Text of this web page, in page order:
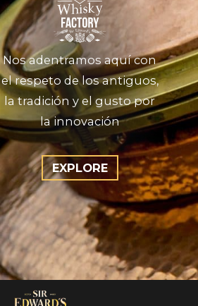
Nos adentramos aquí con
el respeto de los antiguos,
la tradición y el gusto por
la innovación
EXPLORE